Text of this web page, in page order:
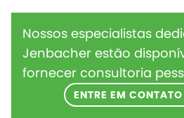
Nossos especialistas
Jenbacher estão
fornecer consultoria
ENTRE EM